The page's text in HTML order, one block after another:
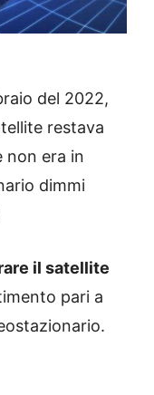
del 2022,
restava
non era in
dimmi
il satellite
pari a